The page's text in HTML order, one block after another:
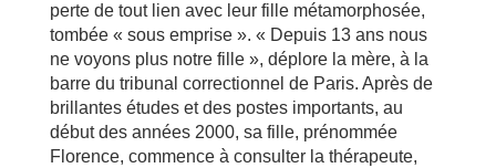
perte de tout lien avec leur fille métamorphosée,
tombée « sous emprise ». « Depuis 13 ans nous
ne voyons plus notre fille », déplore la mère, à la
barre du tribunal correctionnel de Paris. Après de
brillantes études et des postes importants, au
début des années 2000, sa fille, prénommée
Florence, commence à consulter la thérapeute,